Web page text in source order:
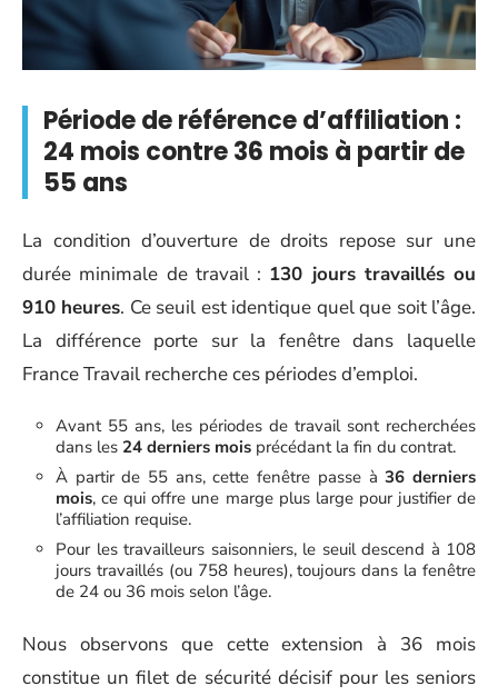
Période de référence d’affiliation :
24 mois contre 36 mois à partir de
55 ans
La condition d’ouverture de droits repose sur une
durée minimale de travail : 130 jours travaillés ou
910 heures. Ce seuil est identique quel que soit l’âge.
La différence porte sur la fenêtre dans laquelle
France Travail recherche ces périodes d’emploi.
Avant 55 ans, les périodes de travail sont recherchées
dans les 24 derniers mois précédant la fin du contrat.
À partir de 55 ans, cette fenêtre passe à36 derniers
mois, ce qui offre une marge plus large pour justifier de
l’affiliation requise.
Pour les travailleurs saisonniers, le seuil descend à 108
jours travaillés (ou 758 heures), toujours dans la fenêtre
de 24 ou 36 mois selon l’âge.
Nous observons que cette extension à 36 mois
constitue un filet de sécurité décisif pour les seniors